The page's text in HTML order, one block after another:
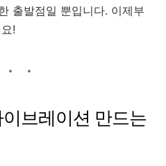
출발점일 뿐입니다. 이제부
!
브레이션 만드는